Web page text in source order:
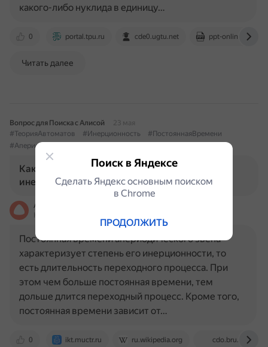
0 portal.tpu.ru cde0.ugtu.net ppt-online.org
какого-либо нуклида в единицу…
Читать далее
Вопрос для Поиска с Алисой
23 мая
#ТеорияАвтоматов
#Инерционность
#ПостояннаяВремени
#АпериодическоеЗвено
Как связаны постоянная времени и
инерционность апериодического звена?
Алиса
0 ikt.muctr.ru ru.wikipedia.org cdo.bru.by
Постоянная времени апериодического звена
характеризует степень его инерционности, то
есть длительность переходного процесса. При
этом чем больше постоянная времени, тем
дольше длится переходный процесс. Кроме того,
постоянная времени зависит от…
Поиск в Яндексе
Сделать Яндекс основным поиском
в Сhrome
ПРОДОЛЖИТЬ